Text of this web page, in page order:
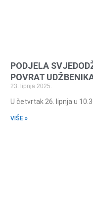
PODJELA
POVRAT
23. lipnja 2025.
U četvrtak 26. lipnja u
VIŠE »